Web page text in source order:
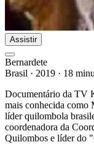
Assistir
Bernardete
Brasil · 2019 · 18
Documentário da TV
mais conhecida como
líder quilombola
coordenadora da
Quilombos e líder do